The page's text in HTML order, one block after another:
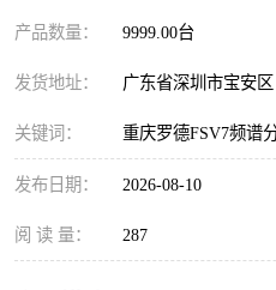
产品数量： 9999.00台
发货地址： 广东省深圳市宝安区
关键词： 重庆罗德FSV7频谱
发布日期： 2026-08-10
阅 读 量： 287